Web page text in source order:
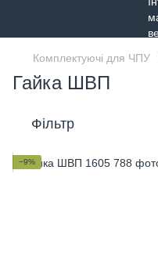
Комплектуючі для ЧПУ
Гайка ШВП
Фільтр
−9%